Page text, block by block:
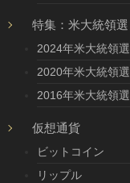
特集：米大統領選
2024年米大統領選
2020年米大統領選
2016年米大統領選
仮想通貨
ビットコイン
リップル